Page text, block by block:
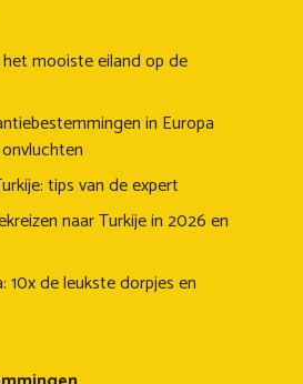
mooiste eiland op de
in Europa
tips van de expert
naar Turkije in 2026 en
10x de leukste dorpjes en